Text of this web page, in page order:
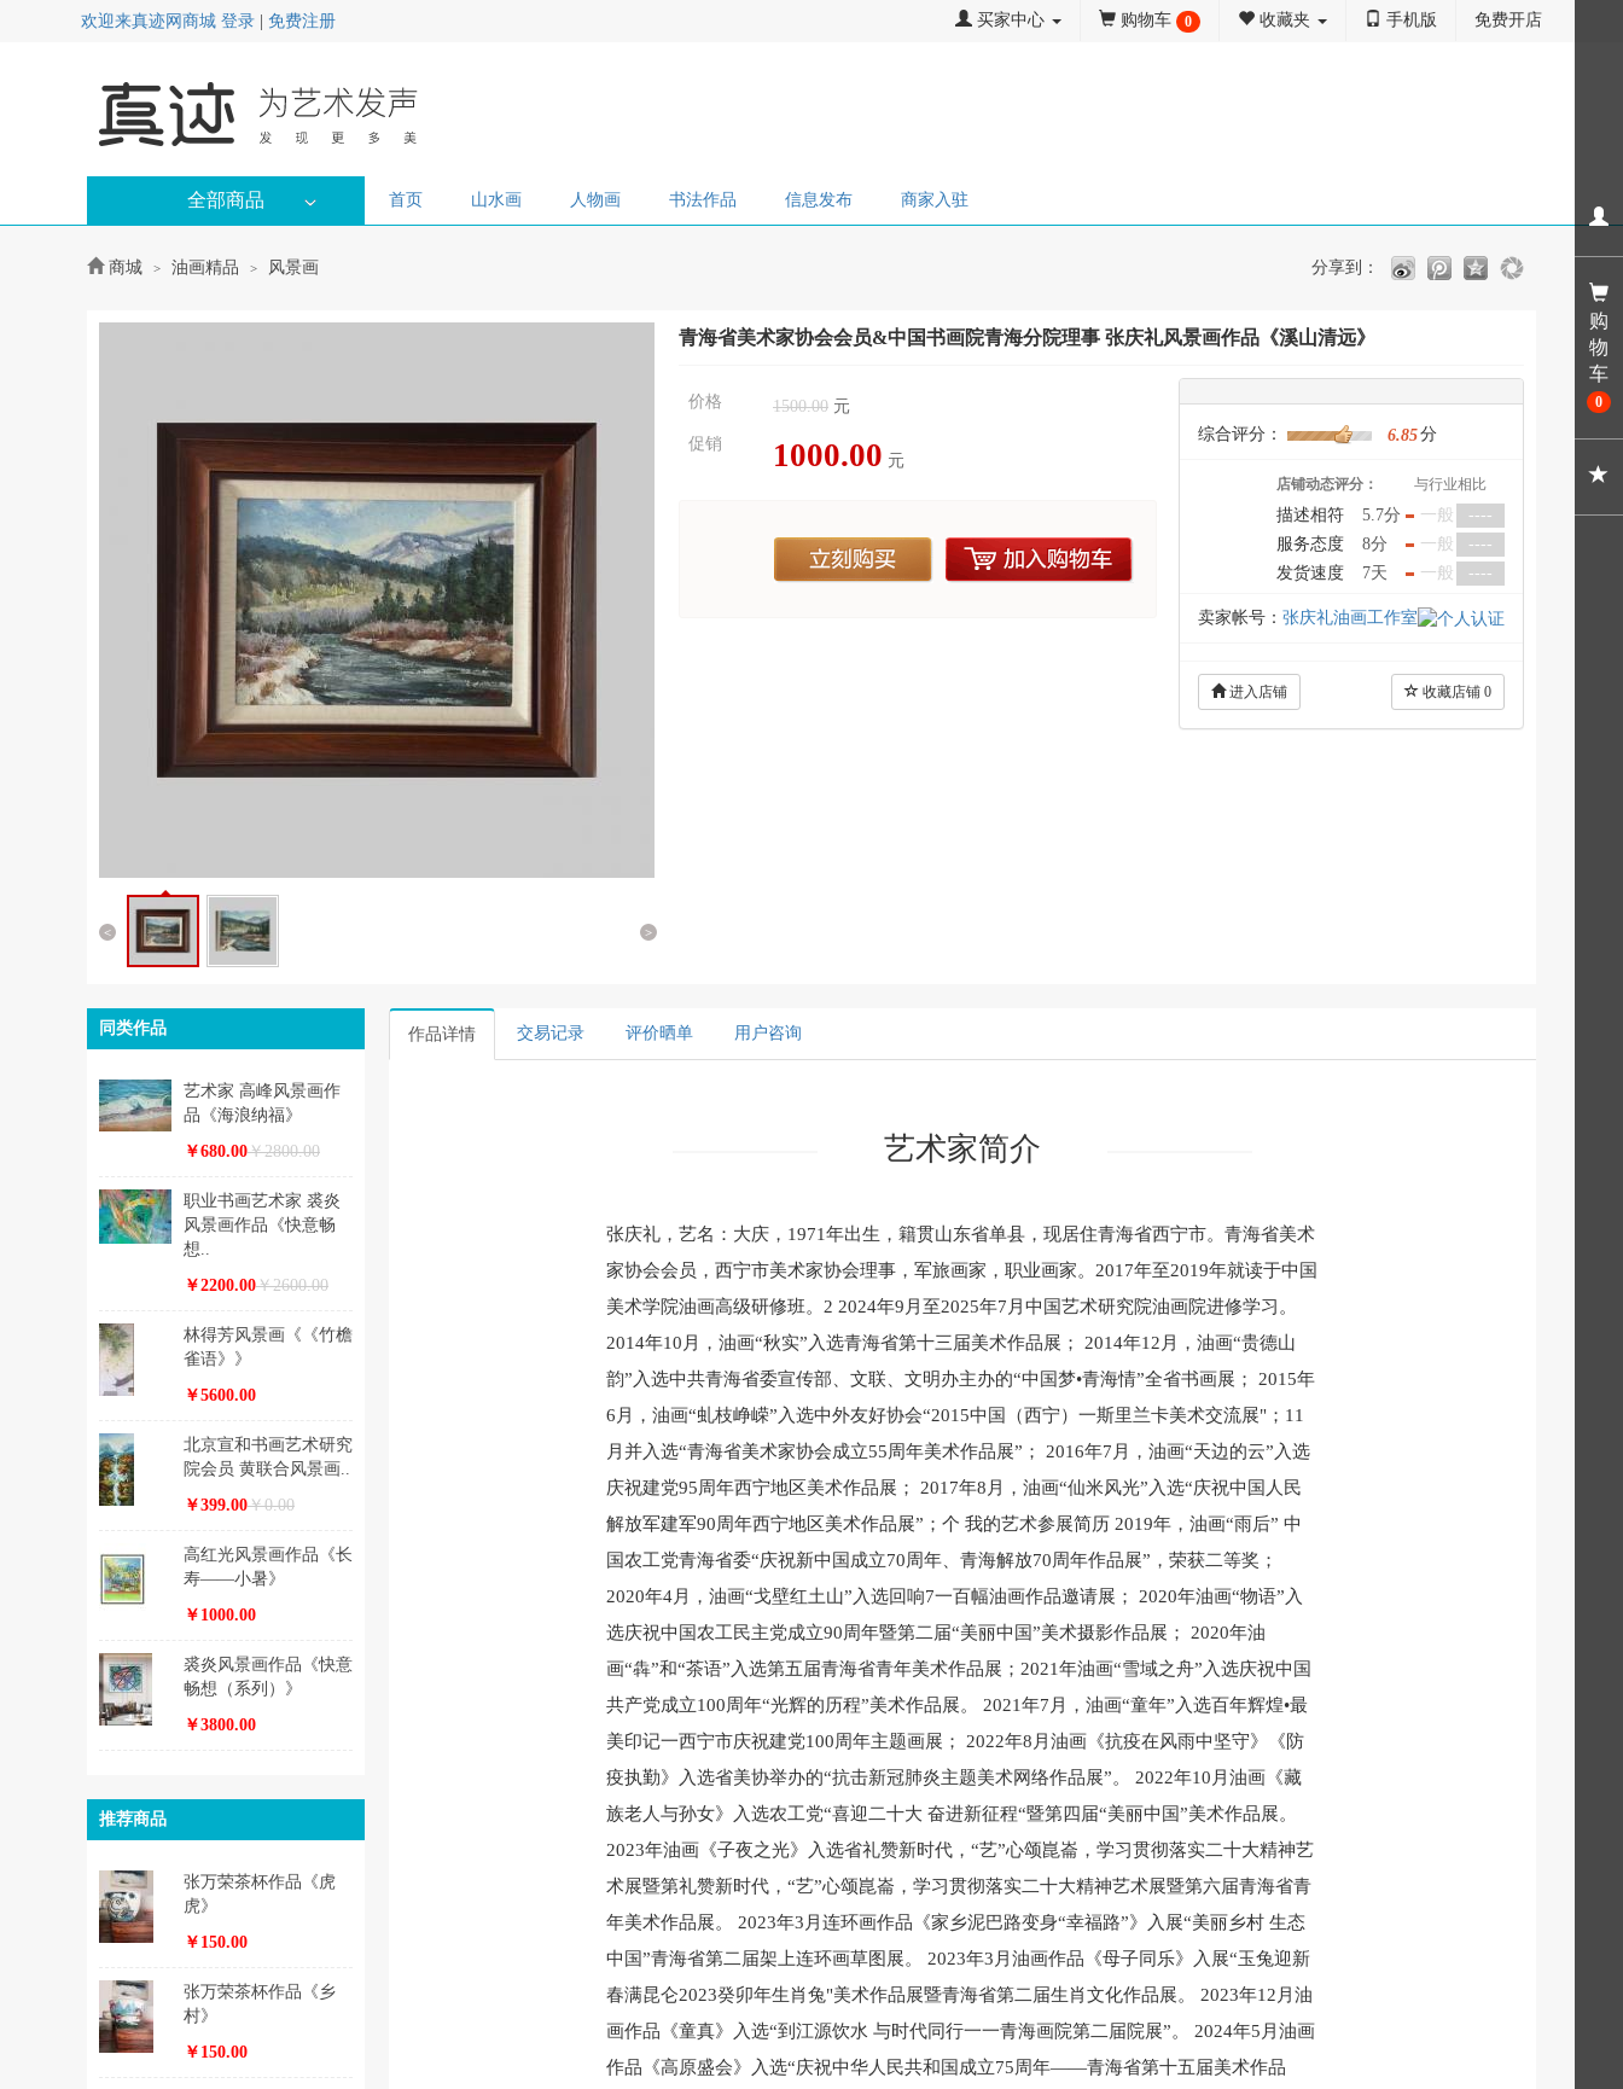
欢迎来真迹网商城 登录 免费注册 买家中心 购物车 0 收藏夹 手机版 免费开店
全部商品 首页 山水画 人物画 书法作品 信息发布 商家入驻
分享到：
商城 > 油画精品 > 风景画
< >
青海省美术家协会会员&中国书画院青海分院理事 张庆礼风景画作品《溪山清远》
价格 1500.00 元
促销 1000.00 元
立刻购买 加入购物车
综合评分： 6.85分
店铺动态评分： 与行业相比
描述相符 5.7分 一般
----
服务态度
8分 一般
----
发货速度
7天 一般 ----
卖家帐号： 张庆礼油画工作室
进入店铺 收藏店铺 0
同类作品
艺术家 高峰风景画作
品《海浪纳福》
￥680.00￥2800.00
职业书画艺术家 裘炎
风景画作品《快意畅
想..
￥2200.00￥2600.00
林得芳风景画《《竹檐
雀语》》
￥5600.00
北京宣和书画艺术研究
院会员 黄联合风景画..
￥399.00￥0.00
高红光风景画作品《长
寿——小暑》
￥1000.00
裘炎风景画作品《快意
畅想（系列）》
￥3800.00
推荐商品
张万荣茶杯作品《虎
虎》
￥150.00
张万荣茶杯作品《乡
村》
￥150.00
作品详情 交易记录 评价晒单 用户咨询
艺术家简介
张庆礼，艺名：大庆，1971年出生，籍贯山东省单县，现居住青海省西宁市。青海省美术
家协会会员，西宁市美术家协会理事，军旅画家，职业画家。2017年至2019年就读于中国
美术学院油画高级研修班。2 2024年9月至2025年7月中国艺术研究院油画院进修学习。
2014年10月，油画“秋实”入选青海省第十三届美术作品展； 2014年12月，油画“贵德山
韵”入选中共青海省委宣传部、文联、文明办主办的“中国梦•青海情”全省书画展； 2015年
6月，油画“虬枝峥嵘”入选中外友好协会“2015中国（西宁）一斯里兰卡美术交流展"；11
月并入选“青海省美术家协会成立55周年美术作品展”； 2016年7月，油画“天边的云”入选
庆祝建党95周年西宁地区美术作品展； 2017年8月，油画“仙米风光”入选“庆祝中国人民
解放军建军90周年西宁地区美术作品展”；个 我的艺术参展简历 2019年，油画“雨后” 中
国农工党青海省委“庆祝新中国成立70周年、青海解放70周年作品展”，荣获二等奖；
2020年4月，油画“戈壁红土山”入选回响7一百幅油画作品邀请展； 2020年油画“物语”入
选庆祝中国农工民主党成立90周年暨第二届“美丽中国”美术摄影作品展； 2020年油
画“犇”和“茶语”入选第五届青海省青年美术作品展；2021年油画“雪域之舟”入选庆祝中国
共产党成立100周年“光辉的历程”美术作品展。 2021年7月，油画“童年”入选百年辉煌•最
美印记一西宁市庆祝建党100周年主题画展； 2022年8月油画《抗疫在风雨中坚守》《防
疫执勤》入选省美协举办的“抗击新冠肺炎主题美术网络作品展”。 2022年10月油画《藏
族老人与孙女》入选农工党“喜迎二十大 奋进新征程“暨第四届“美丽中国”美术作品展。
2023年油画《子夜之光》入选省礼赞新时代，“艺”心颂崑崙，学习贯彻落实二十大精神艺
术展暨第礼赞新时代，“艺”心颂崑崙，学习贯彻落实二十大精神艺术展暨第六届青海省青
年美术作品展。 2023年3月连环画作品《家乡泥巴路变身“幸福路”》入展“美丽乡村 生态
中国”青海省第二届架上连环画草图展。 2023年3月油画作品《母子同乐》入展“玉兔迎新
春满昆仑2023癸卯年生肖兔"美术作品展暨青海省第二届生肖文化作品展。 2023年12月油
画作品《童真》入选“到江源饮水 与时代同行一一青海画院第二届院展”。 2024年5月油画
作品《高原盛会》入选“庆祝中华人民共和国成立75周年——青海省第十五届美术作品
购
物
车
0